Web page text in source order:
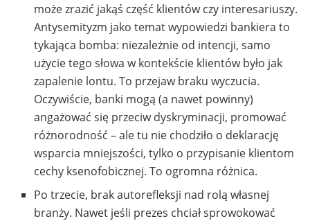
może zrazić jakąś część klientów czy interesariuszy.
Antysemityzm jako temat wypowiedzi bankiera to
tykająca bomba: niezależnie od intencji, samo
użycie tego słowa w kontekście klientów było jak
zapalenie lontu. To przejaw braku wyczucia.
Oczywiście, banki mogą (a nawet powinny)
angażować się przeciw dyskryminacji, promować
różnorodność – ale tu nie chodziło o deklarację
wsparcia mniejszości, tylko o przypisanie klientom
cechy ksenofobicznej. To ogromna różnica.
Po trzecie, brak autorefleksji nad rolą własnej
branży. Nawet jeśli prezes chciał sprowokować